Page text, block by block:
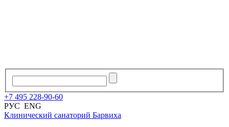
+7 495 228-90-60
РУС ENG
Клинический санаторий Барвиха